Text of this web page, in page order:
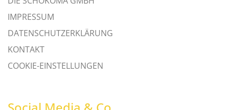
IMPRESSUM
DATENSCHUTZERKLÄRUNG
KONTAKT
COOKIE-EINSTELLUNGEN